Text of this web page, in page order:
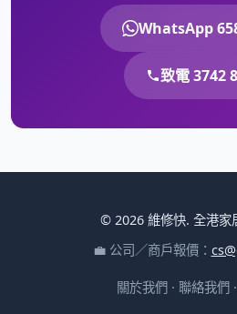
WhatsApp
致電 3742
© 2026 維修快. 全港家
💼 公司／商戶報價：
關於我們 · 聯絡我們 ·